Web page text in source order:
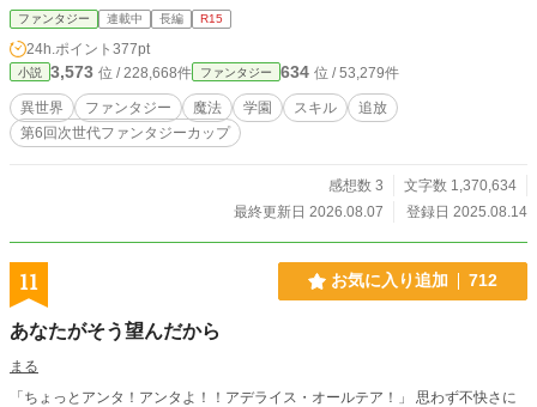
ス。 しかし物事がうまくいっている時こそ人生の落とし穴には気付けないもの
だ。 突如現れた謎の老人に剣聖のスキルを奪われてしまったアレス。 スキルの
おかげで手に入れた立場は当然スキルがなければ維持することが出来ない。 王
族から下民へと落ちたアレスはこの世に絶望し、生きる気力を失いかけてしま
う。 そんなアレスに手を差し伸べたのはとある教会のシスターだった。 Sラン
クスキルを失い、この世はスキルが全てじゃないと知ったアレス。 スキルがな
い自分でも前向きに生きていこうと冒険者の道へ進むことになったアレスだった
スキルを奪われたと王族から追放されたアレスが剣聖のスキルが戻ったことを隠
しながら冒険者になるために学園に通う。 スキルの優劣がものを言う世界での
されている作品の重複投稿になります
ファンタジー 連載中 長編 R15
24h.ポイント 377pt
小説 3,573 位 / 228,668件 ファンタジー 634 位 / 53,279件
異世界 ファンタジー 魔法 学園 スキル
追放
第6回次世代ファンタジーカップ
感想数 3
文字数 1,370,634
最終更新日 2026.08.07
登録日 2025.08.14
11 お気に入り追加 712
あなたがそう望んだから
まる
「ちょっとアンタ！アンタよ！！アデライス・オールテア！」 思わず不快さに